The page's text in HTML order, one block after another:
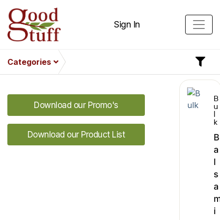
Sign In
Categories
Download our Promo's
Download our Product List
B
u
l
k
B
a
l
s
a
i